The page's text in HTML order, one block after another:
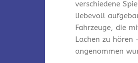
verschiedene
liebevoll
Fahrzeuge, die
Lachen zu hören
angenommen